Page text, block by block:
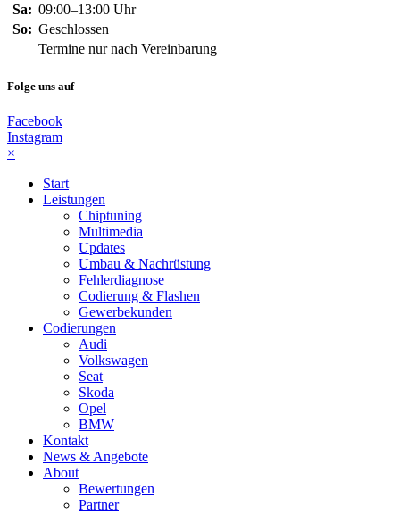
Sa: 09:00–13:00 Uhr
So: Geschlossen
Termine nur nach Vereinbarung
Folge uns auf
Facebook
Instagram
×
Start
Leistungen
Chiptuning
Multimedia
Updates
Umbau & Nachrüstung
Fehlerdiagnose
Codierung & Flashen
Gewerbekunden
Codierungen
Audi
Volkswagen
Seat
Skoda
Opel
BMW
Kontakt
News & Angebote
About
Bewertungen
Partner